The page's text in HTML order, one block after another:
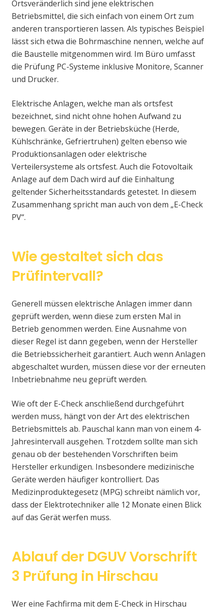
Ortsveränderlich sind jene elektrischen
Betriebsmittel, die sich einfach von einem Ort zum
anderen transportieren lassen. Als typisches Beispiel
lässt sich etwa die Bohrmaschine nennen, welche auf
die Baustelle mitgenommen wird. Im Büro umfasst
die Prüfung PC-Systeme inklusive Monitore, Scanner
und Drucker.
Elektrische Anlagen, welche man als ortsfest
bezeichnet, sind nicht ohne hohen Aufwand zu
bewegen. Geräte in der Betriebsküche (Herde,
Kühlschränke, Gefriertruhen) gelten ebenso wie
Produktionsanlagen oder elektrische
Verteilersysteme als ortsfest. Auch die Fotovoltaik
Anlage auf dem Dach wird auf die Einhaltung
geltender Sicherheitsstandards getestet. In diesem
Zusammenhang spricht man auch von dem „E-Check
PV“.
Wie gestaltet sich das
Prüfintervall?
Generell müssen elektrische Anlagen immer dann
geprüft werden, wenn diese zum ersten Mal in
Betrieb genommen werden. Eine Ausnahme von
dieser Regel ist dann gegeben, wenn der Hersteller
die Betriebssicherheit garantiert. Auch wenn Anlagen
abgeschaltet wurden, müssen diese vor der erneuten
Inbetriebnahme neu geprüft werden.
Wie oft der E-Check anschließend durchgeführt
werden muss, hängt von der Art des elektrischen
Betriebsmittels ab. Pauschal kann man von einem 4-
Jahresintervall ausgehen. Trotzdem sollte man sich
genau ob der bestehenden Vorschriften beim
Hersteller erkundigen. Insbesondere medizinische
Geräte werden häufiger kontrolliert. Das
Medizinproduktegesetz (MPG) schreibt nämlich vor,
dass der Elektrotechniker alle 12 Monate einen Blick
auf das Gerät werfen muss.
Ablauf der DGUV Vorschrift
3 Prüfung in Hirschau
Wer eine Fachfirma mit dem E-Check in Hirschau